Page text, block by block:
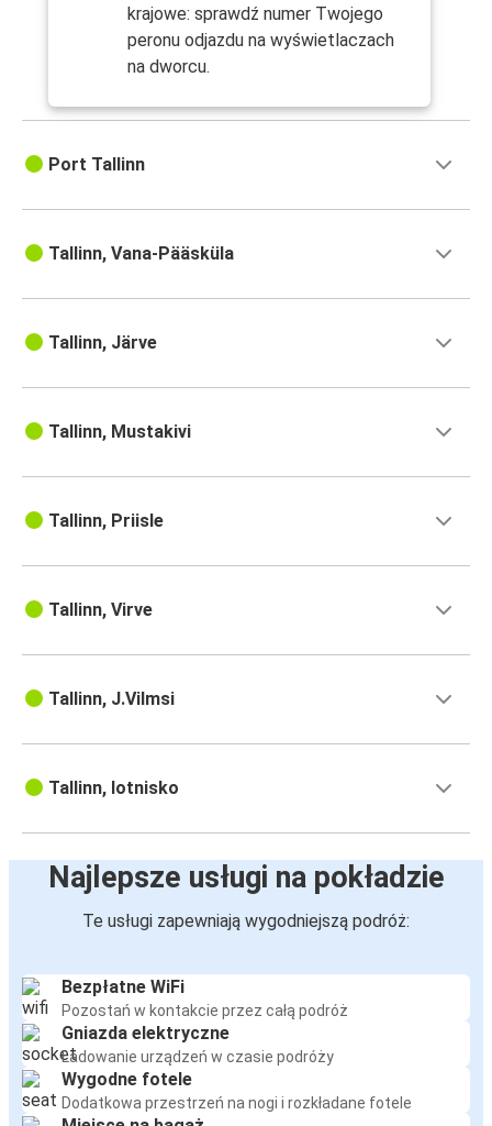
krajowe: sprawdź numer Twojego
peronu odjazdu na wyświetlaczach
na dworcu.
Port Tallinn
Tallinn, Vana-Pääsküla
Tallinn, Järve
Tallinn, Mustakivi
Tallinn, Priisle
Tallinn, Virve
Tallinn, J.Vilmsi
Tallinn, lotnisko
Najlepsze usługi na pokładzie
Te usługi zapewniają wygodniejszą podróż:
Bezpłatne WiFi
Pozostań w kontakcie przez całą podróż
Gniazda elektryczne
Ładowanie urządzeń w czasie podróży
Wygodne fotele
Dodatkowa przestrzeń na nogi i rozkładane fotele